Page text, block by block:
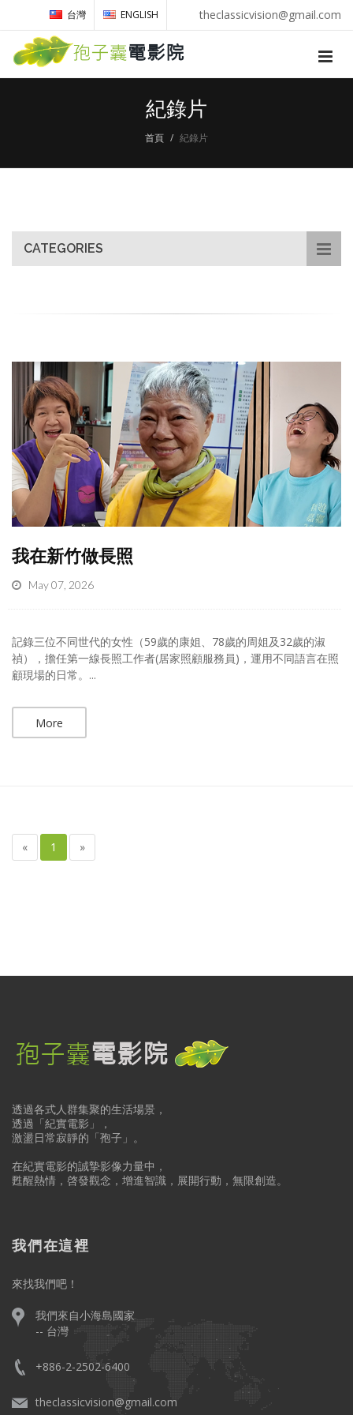
theclassicvision@gmail.com
台灣 ENGLISH
紀錄片
首頁 紀錄片
CATEGORIES
我在新竹做長照
May 07, 2026
記錄三位不同世代的女性（59歲的康姐、78歲的周姐及32歲的淑
禎），擔任第一線長照工作者(居家照顧服務員)，運用不同語言在照
顧現場的日常。...
More
« 1 »
透過各式人群集聚的生活場景，
透過「紀實電影」，
激盪日常寂靜的「孢子」。
在紀實電影的誠摯影像力量中，
甦醒熱情，啓發觀念，增進智識，展開行動，無限創造。
我們在這裡
來找我們吧！
我們來自小海島國家
-- 台灣
+886-2-2502-6400
theclassicvision@gmail.com